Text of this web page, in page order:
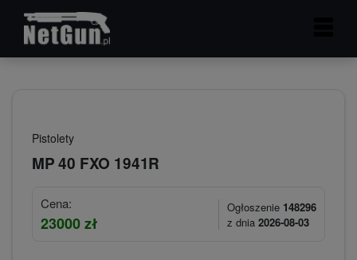
Pistolety
MP 40 FXO 1941R
Cena:
23000 zł
Ogłoszenie 148296
z dnia 2026-08-03